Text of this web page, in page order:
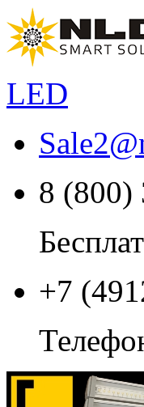
LED
Sale2@
8 (800)
+7